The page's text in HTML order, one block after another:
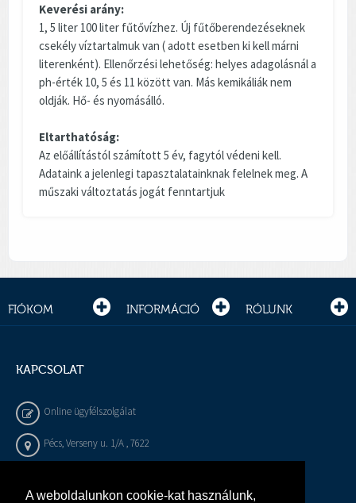
A weboldalunkon cookie-kat használunk,
Keverési arány:
1, 5 liter 100 liter fűtővízhez. Új fűtőberendezéseknek
csekély víztartalmuk van ( adott esetben ki kell márni
literenként). Ellenőrzési lehetőség: helyes adagolásnál a
ph-érték 10, 5 és 11 között van. Más kemikáliák nem
oldják. Hő- és nyomásálló.
Eltarthatóság:
Az előállítástól számított 5 év, fagytól védeni kell.
Adataink a jelenlegi tapasztalatainknak felelnek meg. A
műszaki változtatás jogát fenntartjuk
FIÓKOM INFORMÁCIÓ RÓLUNK
KAPCSOLAT
Online ügyfélszolgálat
Pécs, Verseny u. 1/A , 7622